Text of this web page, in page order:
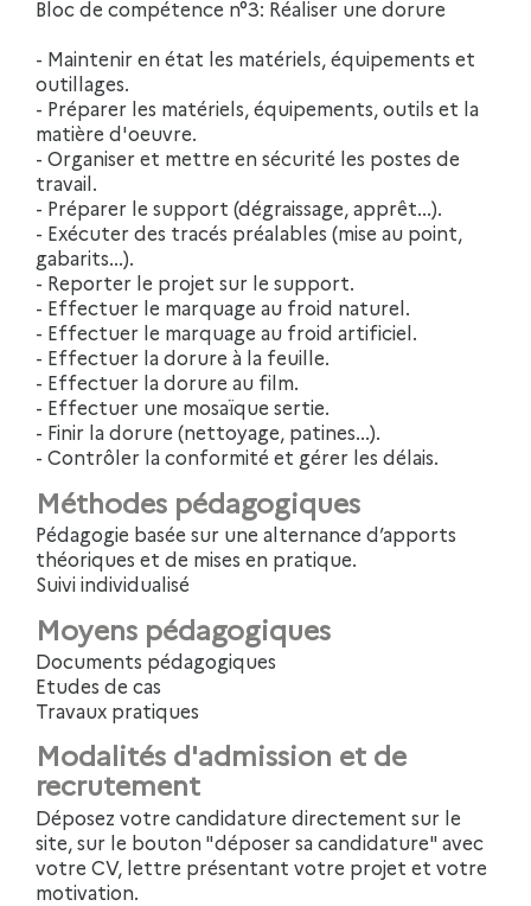
Bloc de compétence n°3: Réaliser une dorure
- Maintenir en état les matériels, équipements et
outillages.
- Préparer les matériels, équipements, outils et la
matière d'oeuvre.
- Organiser et mettre en sécurité les postes de
travail.
- Préparer le support (dégraissage, apprêt...).
- Exécuter des tracés préalables (mise au point,
gabarits...).
- Reporter le projet sur le support.
- Effectuer le marquage au froid naturel.
- Effectuer le marquage au froid artificiel.
- Effectuer la dorure à la feuille.
- Effectuer la dorure au film.
- Effectuer une mosaïque sertie.
- Finir la dorure (nettoyage, patines...).
- Contrôler la conformité et gérer les délais.
Méthodes pédagogiques
Pédagogie basée sur une alternance d’apports
théoriques et de mises en pratique.
Suivi individualisé
Moyens pédagogiques
Documents pédagogiques
Etudes de cas
Travaux pratiques
Modalités d'admission et de
recrutement
Déposez votre candidature directement sur le
site, sur le bouton "déposer sa candidature" avec
votre CV, lettre présentant votre projet et votre
motivation.